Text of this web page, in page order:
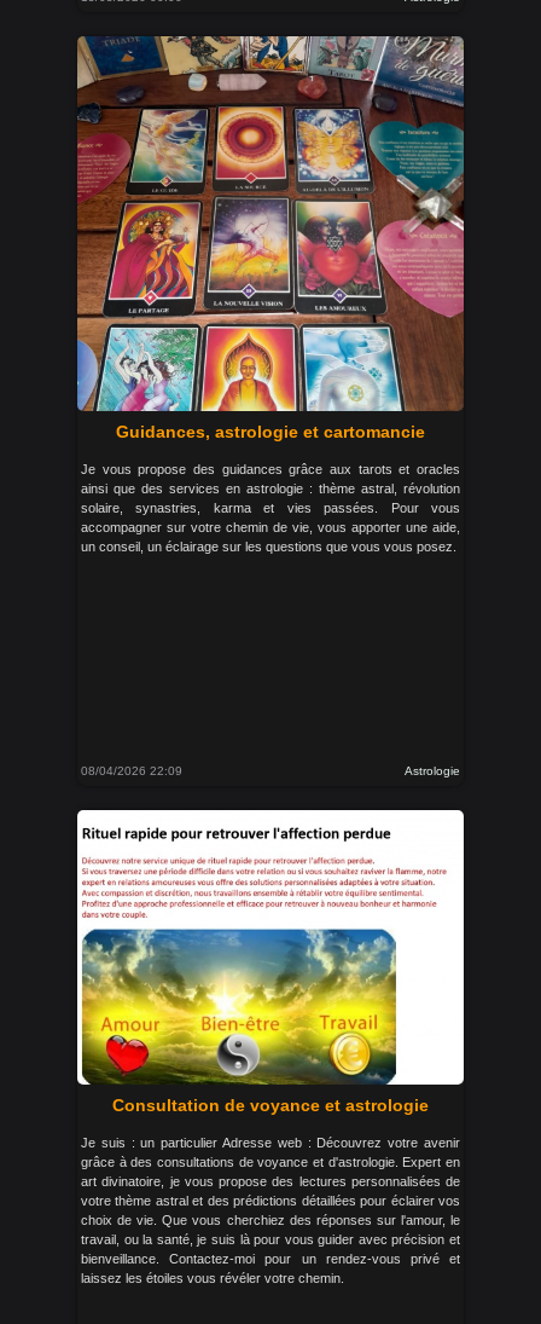
Guidances, astrologie et cartomancie
Je vous propose des guidances grâce aux tarots et oracles
ainsi que des services en astrologie : thème astral, révolution
solaire, synastries, karma et vies passées. Pour vous
accompagner sur votre chemin de vie, vous apporter une aide,
un conseil, un éclairage sur les questions que vous vous posez.
08/04/2026 22:09 Astrologie
Consultation de voyance et astrologie
Je suis : un particulier Adresse web : Découvrez votre avenir
grâce à des consultations de voyance et d'astrologie. Expert en
art divinatoire, je vous propose des lectures personnalisées de
votre thème astral et des prédictions détaillées pour éclairer vos
choix de vie. Que vous cherchiez des réponses sur l'amour, le
travail, ou la santé, je suis là pour vous guider avec précision et
bienveillance. Contactez-moi pour un rendez-vous privé et
laissez les étoiles vous révéler votre chemin.